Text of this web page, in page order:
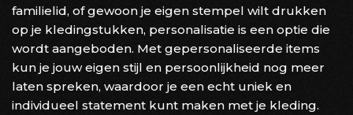
familielid, of gewoon je eigen stempel wilt drukken
op je kledingstukken, personalisatie is een optie die
wordt aangeboden. Met gepersonaliseerde items
kun je jouw eigen stijl en persoonlijkheid nog meer
laten spreken, waardoor je een echt uniek en
individueel statement kunt maken met je kleding.